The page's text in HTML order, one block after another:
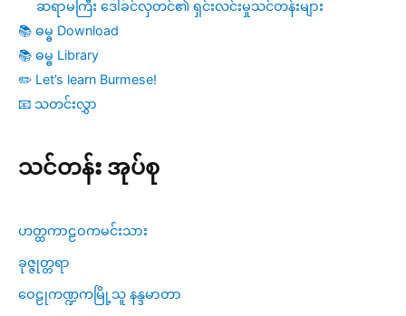
ဆရာမကြီး ဒေါ်ခင်လှတင်၏ ရှင်းလင်းမှုသင်တန်းများ
📚 ဓမ္ဓ Download
📚 ဓမ္ဓ Library
✏️ Let’s learn Burmese!
📧 သတင်းလွှာ
သင်တန်း အုပ်စု
ဟတ္ထကာဠဝကမင်းသား
ခုဇ္ဇုတ္တရာ
ဝေဠုကဏ္ဍကမြို့သူ နန္ဒမာတာ